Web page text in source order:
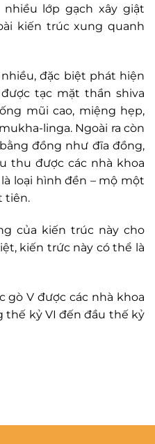
nhiều lớp gạch xây giật
kiến trúc xung quanh
đặc biệt phát hiện
tạc mặt thần shiva
mũi cao, miệng hẹp,
linga. Ngoài ra còn
đồng như đĩa đồng,
thu được các nhà khoa
loại hình đền – mộ một
tiên.
của kiến trúc này cho
kiến trức này có thể là
gò V được các nhà khoa
thế kỷ VI đến đầu thế kỷ